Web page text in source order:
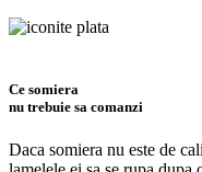
Ce somiera
nu trebuie sa comanzi
Daca somiera nu este de